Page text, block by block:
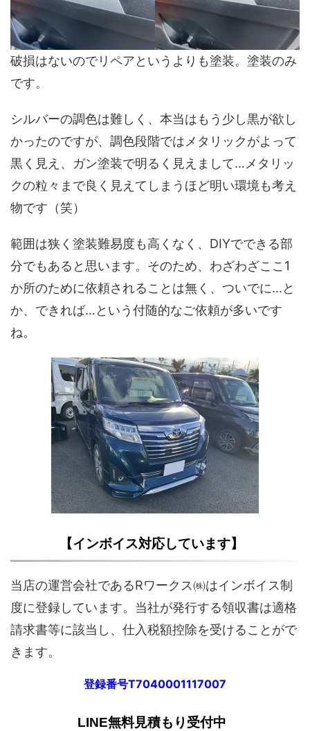
破損はないのでリペアというよりも塗装。塗装のみ
です。
シルバーの調色は難しく、本当はもう少し黒が欲し
かったのですが、調色段階ではメタリックがよって
黒く見え、ガン塗装で明るく見えまして…メタリッ
クの粒々まで良く見えてしまうほど明い環境も考え
物です（笑）
範囲は狭く塗装難易度も高くなく、DIYでできる部
分でもあると思います。そのため、わざわざここ1
か所のために依頼されることは無く、ついでに…と
か、できれば…という付随的なご依頼が多いです
ね。
【インボイス対応しています】
当店の運営会社であるRワークス㈱はインボイス制
度に登録しています。当社が発行する領収書は適格
請求書等に該当し、仕入税額控除を受けることがで
きます。
登録番号T7040001117007
LINE無料見積もり受付中